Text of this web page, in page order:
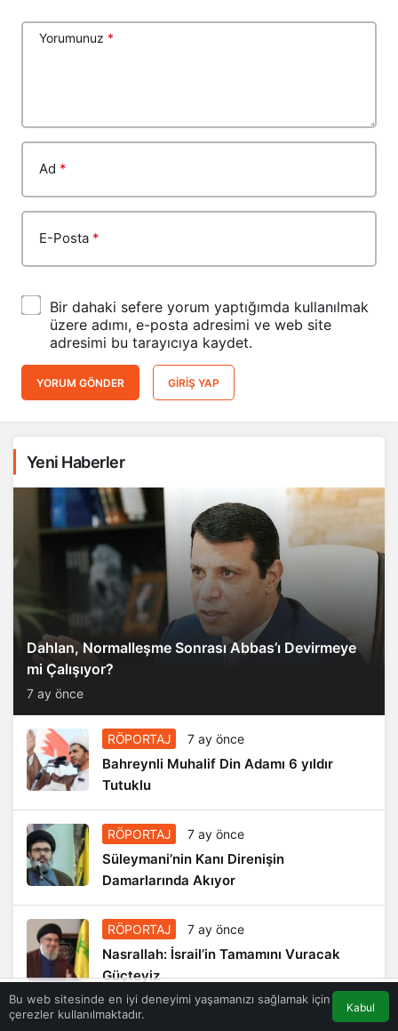
Yorumunuz *
Ad *
E-Posta *
Bir dahaki sefere yorum yaptığımda kullanılmak
üzere adımı, e-posta adresimi ve web site
adresimi bu tarayıcıya kaydet.
YORUM GÖNDER GIRIŞ YAP
Yeni Haberler
Dahlan, Normalleşme Sonrası Abbas’ı Devirmeye
mi Çalışıyor?
7 ay önce
RÖPORTAJ 7 ay önce
Bahreynli Muhalif Din Adamı 6 yıldır
Tutuklu
RÖPORTAJ 7 ay önce
Süleymani’nin Kanı Direnişin
Damarlarında Akıyor
RÖPORTAJ 7 ay önce
Nasrallah: İsrail’in Tamamını Vuracak
Güçteyiz
Bu web sitesinde en iyi deneyimi yaşamanızı sağlamak için
çerezler kullanılmaktadır.
Kabul
Anasayfa Akış Trafik